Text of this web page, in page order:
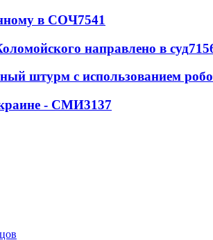
в СОЧ7541
направлено в суд
штурм с использованием
- СМИ3137